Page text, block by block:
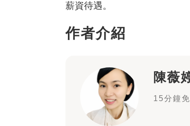
薪資待遇。
作者介紹
陳薇
15分鐘